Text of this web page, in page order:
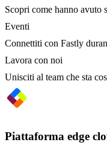
Scopri come hanno avuto
Eventi
Connettiti con Fastly
Lavora con noi
Unisciti al team che sta
Piattaforma edge